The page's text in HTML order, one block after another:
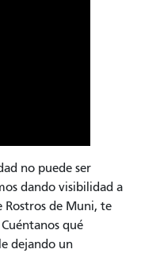
no puede ser
dando visibilidad a
Rostros de Muni, te
qué
dejando un